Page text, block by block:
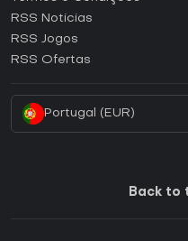
Como ativar uma CD Key
Como ativar uma CD Key EA
RSS Noticias
RSS Jogos
RSS Ofertas
Portugal (EUR)
Back to